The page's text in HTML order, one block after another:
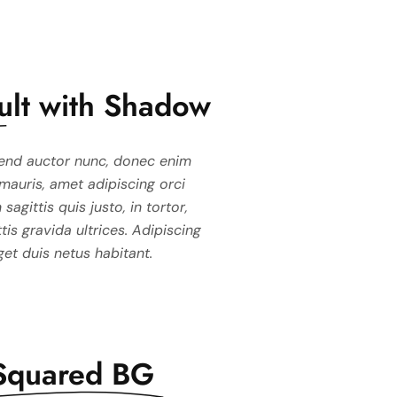
enim
orci
Duis commodo et eleifend auctor
scelerisque felis. Nisi, mauris, amet
volutpat in. Sollicitudin sagittis quis
ultrices. Eget feugiat mattis gravida
with Shadow
auctor nunc, donec enim
amet adipiscing orci
quis justo, in tortor,
gravida ultrices. Adipiscing
duis netus habitant.
BG